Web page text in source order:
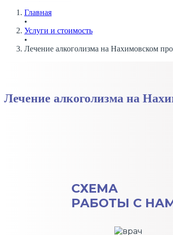
Главная
•
Услуги и стоимость
•
Лечение алкоголизма на Нахимовском
Лечение алкоголизма на
СХЕМА
РАБОТЫ С